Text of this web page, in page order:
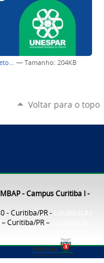
— Tamanho: 204KB
Voltar para o topo
- Campus Curitiba I -
- Curitiba/PR -
Curitiba/PR –